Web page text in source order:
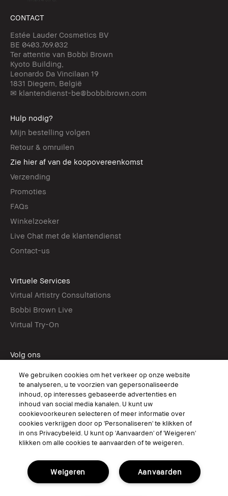
CONTACT
Estée Lauder Cosmetics BV
BE 0403.769.032
Ter attentie van Bobbi Brown
Kyoto Building,
Leonardo Da Vincilaan 19
1831 Diegem, België
✉ klantendienst-be@bobbibrown.com
Hulp nodig?
Mijn bestelling volgen
Retour & omruilen
Zie hier af van de koopovereenkomst
Verzending
Promoties
FAQs
Winkelzoeker
Live Chat met de klantendienst
Contact-us
Virtuele Services
Virtual Artistry Consultations
Bobbi Brown Live
Virtual Try-On
Volg ons
© Bobbi Brown Professional Cosmetics, Inc. All worldwide rights reserved.
Algemene voorwaarden
Mijn persoonlijke informatie niet verkopen of delen/Gerichte
advertenties
Het gebruik van mijn gevoelige persoonlijke informatie beperken
Privacybeleid
Beheer van sitecookies
We gebruiken cookies om het verkeer op onze website
te analyseren, u te voorzien van gepersonaliseerde
inhoud, op interesses gebaseerde advertenties en
inhoud van social media kanalen. U kunt uw
cookievoorkeuren selecteren of meer informatie over
cookies verkrijgen door op 'Personaliseren' te klikken of
in ons Privacybeleid. U kunt op 'Aanvaarden' of 'Weigeren'
klikken om alle cookies te aanvaarden of te weigeren.
Aanvaarden
Weigeren